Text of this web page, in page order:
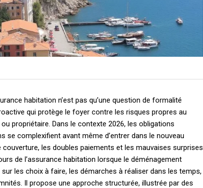
habitation n’est pas qu’une question de formalité
qui protège le foyer contre les risques propres au
propriétaire. Dans le contexte 2026, les obligations
se complexifient avant même d’entrer dans le nouveau
les doubles paiements et les mauvaises surprises
de l’assurance habitation lorsque le déménagement
les choix à faire, les démarches à réaliser dans les temps,
Il propose une approche structurée, illustrée par des